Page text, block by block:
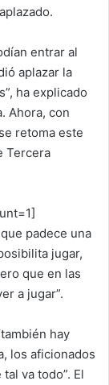
entrar al
aplazar la
ha explicado
Ahora, con
retoma este
Tercera
padece una
jugar,
que en las
a jugar”.
hay
los aficionados
va todo”. El